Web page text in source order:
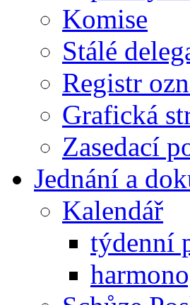
Komise
Stálé
Registr
Grafická
Zasedací
Jednání a
Kalendář
týdenní